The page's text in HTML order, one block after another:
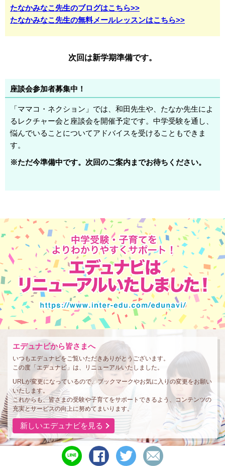
たなかみなこ先生のブログはこちら>>
たなかみなこ先生の無料メールレッスンはこちら>>
次回は新学期準備です。
座談会参加者募集中！
「ママコ・ネクション」では、和田先生や、たなか先生によ
るレクチャー会と座談会を開催予定です。中学受験を通し、
悩んでいることについてアドバイスを受けることもできま
す。
※ただ今準備中です。次回のご案内までお待ちください。
エデュナビから皆さまへ
いつもエデュナビをご覧いただきありがとうございます。
この度「エデュナビ」は、リニューアルいたしました。
URLが変更になっているので、ブックマークやお気に入りの変更をお願い
いたします。
これからも、皆さまの受験や子育てをサポートできるよう、コンテンツの
充実とサービスの向上に努めてまいります。
新しいエデュナビを見る
line
で
シ
ェ
ツ
イ
メ
ー